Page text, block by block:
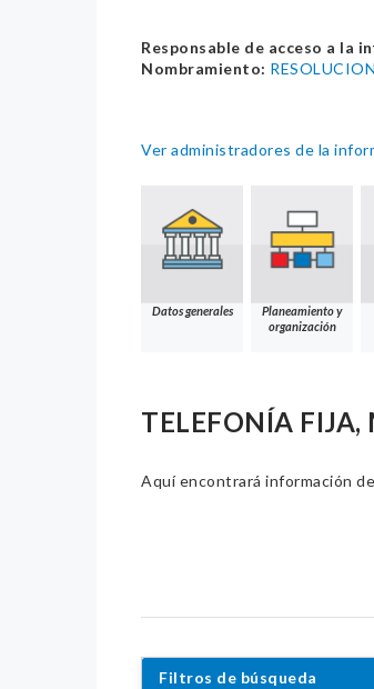
Responsable de acceso a la
Nombramiento:
Ver administradores de la
Datos generales
Planeamiento y
organización
TELEFONÍA FIJA,
Aquí encontrará información
Filtros de búsqueda